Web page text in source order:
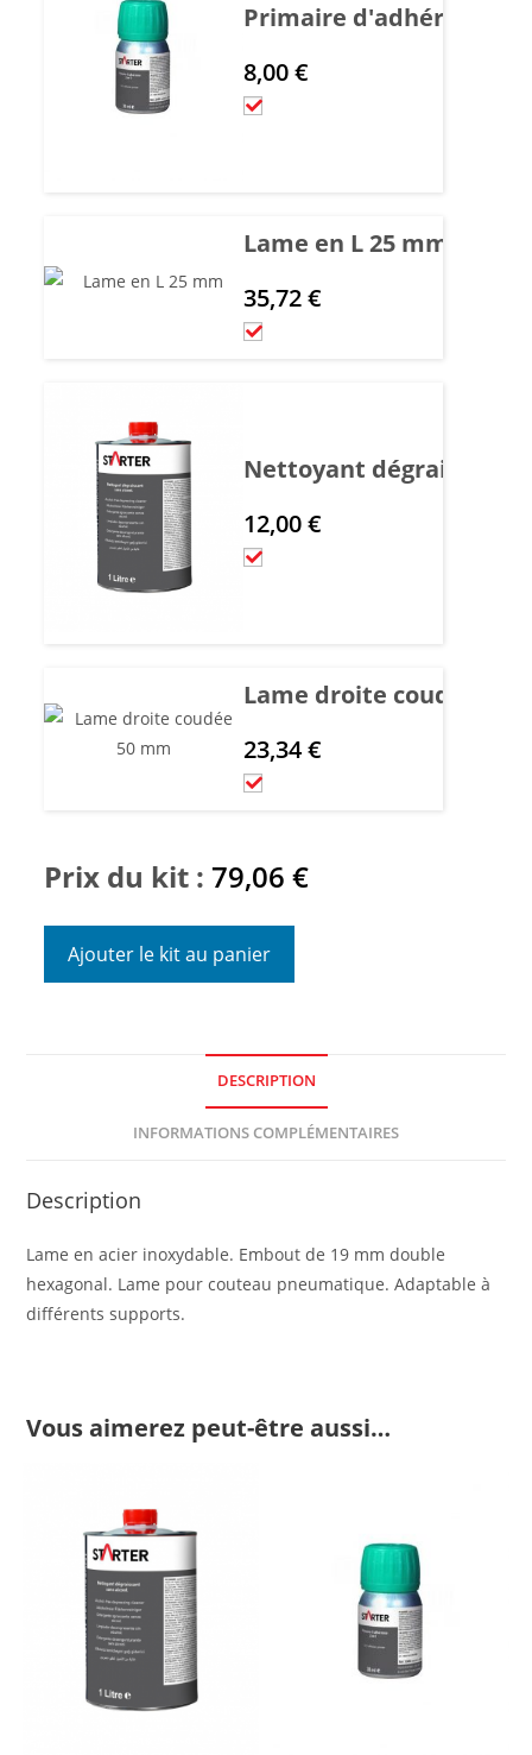
Primaire d'adhérence
8,00€
Lame en L 25 mm
35,72€
Nettoyant dégraissant
12,00€
Lame droite coudée 50
23,34€
Prix du kit :79,06€
Ajouter le kit au panier
DESCRIPTION
INFORMATIONS COMPLÉMENTAIRES
Description
Lame en acier inoxydable. Embout de 19 mm double
hexagonal. Lame pour couteau pneumatique. Adaptable à
différents supports.
Vous aimerez peut-être aussi…